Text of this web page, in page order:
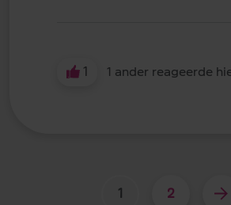
1 1 ander reageerde
1 2